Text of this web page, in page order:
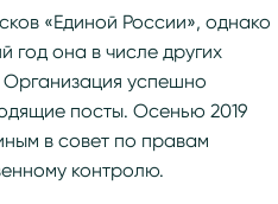
«Единой России», однако
год она в числе других
успешно
посты. Осенью 2019
в совет по правам
контролю.